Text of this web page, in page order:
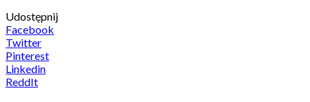
Udostępnij
Facebook
Twitter
Pinterest
Linkedin
ReddIt